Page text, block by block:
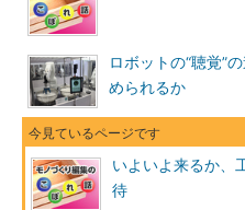
ロボットの“聴覚”
められるか
いよいよ来るか、
待